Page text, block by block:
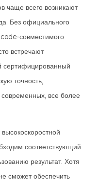
чаще всего возникают
Без официального
совместимого
встречают
сертифицированный
точность,
все более
соответствующий
результат. Хотя
сможет обеспечить